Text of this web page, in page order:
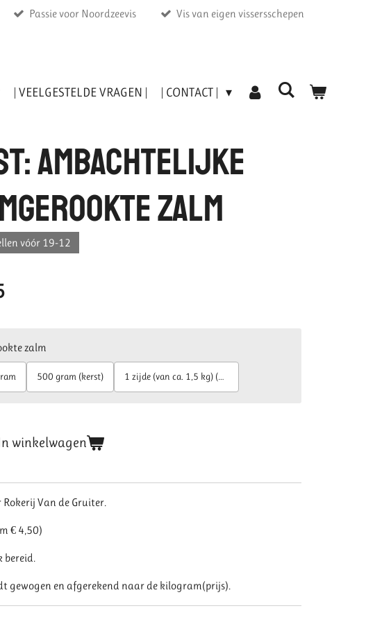
Passie voor Noordzeevis Vis van eigen vissersschepen
| VEELGESTELDE VRAGEN | | CONTACT |
ambachtelijke
zalm
vóór 19-12
zalm
500 gram (kerst) 1 zijde (van ca. 1,5 kg) (kerst)
winkelwagen
Rokerij Van de Gruiter.
€ 4,50)
bereid.
gewogen en afgerekend naar de kilogram(prijs).